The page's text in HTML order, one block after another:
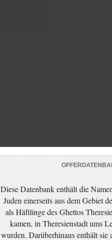
Diese Datenbank enthält die
Juden einerseits aus dem Gebiet
als Häftlinge des Ghettos
kamen, in Theresienstadt ums
wurden. Darüberhinaus enthält